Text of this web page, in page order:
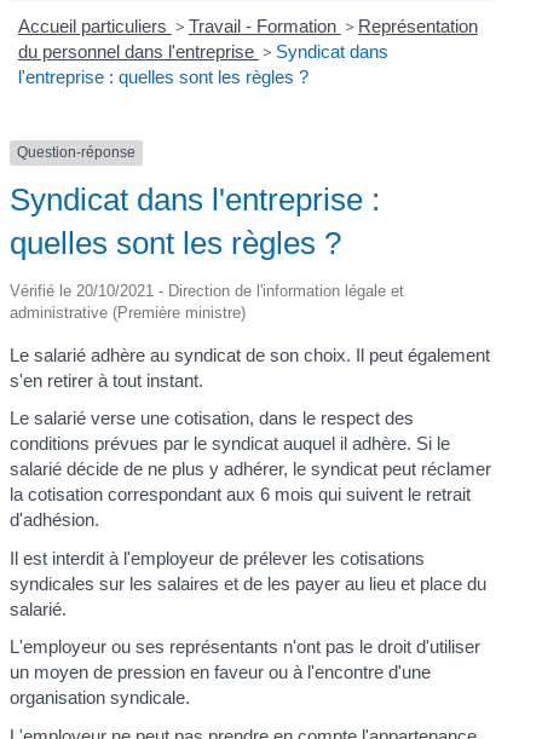
Accueil particuliers > Travail - Formation > Représentation
du personnel dans l'entreprise > Syndicat dans
l'entreprise : quelles sont les règles ?
Question-réponse
Syndicat dans l'entreprise :
quelles sont les règles ?
Vérifié le 20/10/2021 - Direction de l'information légale et
administrative (Première ministre)
Le salarié adhère au syndicat de son choix. Il peut également
s'en retirer à tout instant.
Le salarié verse une cotisation, dans le respect des
conditions prévues par le syndicat auquel il adhère. Si le
salarié décide de ne plus y adhérer, le syndicat peut réclamer
la cotisation correspondant aux 6 mois qui suivent le retrait
d'adhésion.
Il est interdit à l'employeur de prélever les cotisations
syndicales sur les salaires et de les payer au lieu et place du
salarié.
L'employeur ou ses représentants n'ont pas le droit d'utiliser
un moyen de pression en faveur ou à l'encontre d'une
organisation syndicale.